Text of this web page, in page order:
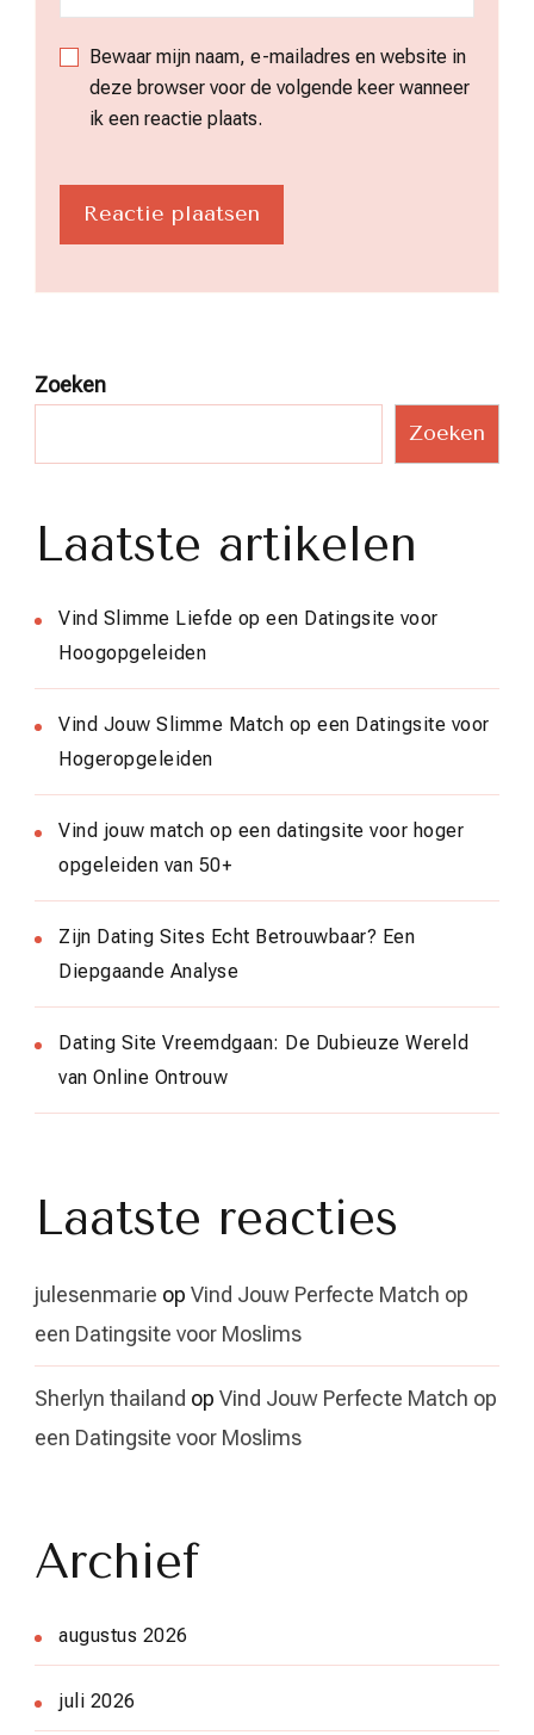
Bewaar mijn naam, e-mailadres en website in
deze browser voor de volgende keer wanneer
ik een reactie plaats.
Zoeken
Zoeken
Laatste artikelen
Vind Slimme Liefde op een Datingsite voor
Hoogopgeleiden
Vind Jouw Slimme Match op een Datingsite voor
Hogeropgeleiden
Vind jouw match op een datingsite voor hoger
opgeleiden van 50+
Zijn Dating Sites Echt Betrouwbaar? Een
Diepgaande Analyse
Dating Site Vreemdgaan: De Dubieuze Wereld
van Online Ontrouw
Laatste reacties
julesenmarie op Vind Jouw Perfecte Match op
een Datingsite voor Moslims
Sherlyn thailand op Vind Jouw Perfecte Match op
een Datingsite voor Moslims
Archief
augustus 2026
juli 2026